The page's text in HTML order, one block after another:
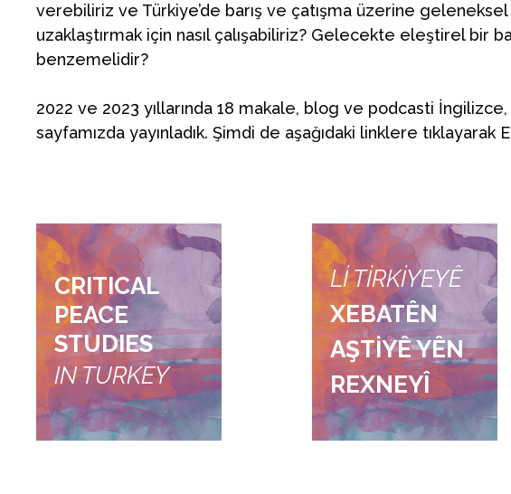
verebiliriz ve Türkiye’de barış ve çatışma üzerine geleneksel
uzaklaştırmak için nasıl çalışabiliriz? Gelecekte eleştirel bir
benzemelidir?
2022 ve 2023 yıllarında 18 makale, blog ve podcasti
sayfamızda yayınladık. Şimdi de aşağıdaki linklere
CRITICAL
PEACE
STUDIES
IN TURKEY
LI TIRKIYEYÊ
XEBATÊN
AŞTIYÊ YÊN
REXNEYÎ